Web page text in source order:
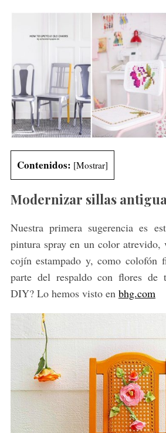
Contenidos: [Mostrar]
Modernizar sillas
Nuestra primera sugerencia es
pintura spray en un color atrevido,
cojín estampado y, como colofón
parte del respaldo con flores de
DIY? Lo hemos visto en bhg.com